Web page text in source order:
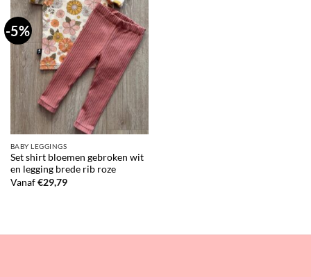
-5%
BABY LEGGINGS
Set shirt bloemen gebroken wit
en legging brede rib roze
Vanaf €29,79